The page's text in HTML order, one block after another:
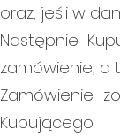
oraz, jeśli w
Następnie
zamówienie, a
Zamówienie
Kupującego.